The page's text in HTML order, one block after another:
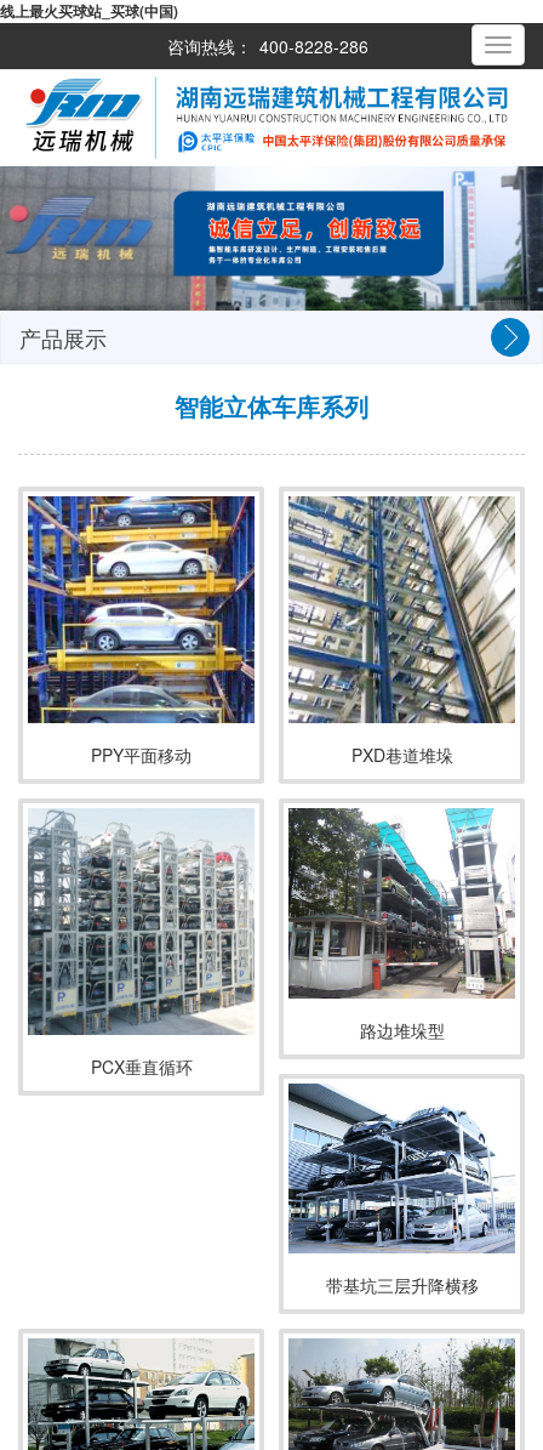
线上最火买球站_买球(中国)
咨询热线： 400-8228-286
产品展示
智能立体车库系列
PPY平面移动 PXD巷道堆垛
PCX垂直循环
路边堆垛型
带基坑三层升降横移
Toggle